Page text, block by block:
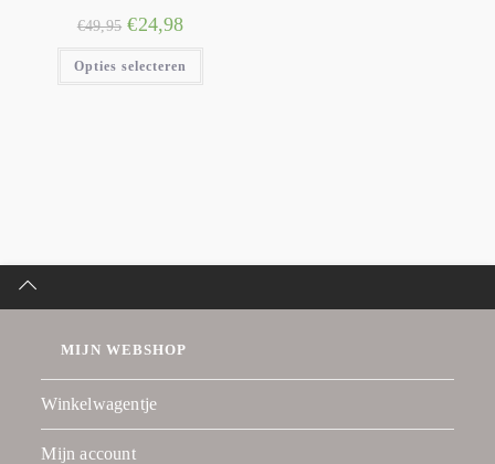
€49,95 €24,98
Opties selecteren
MIJN WEBSHOP
Winkelwagentje
Mijn account